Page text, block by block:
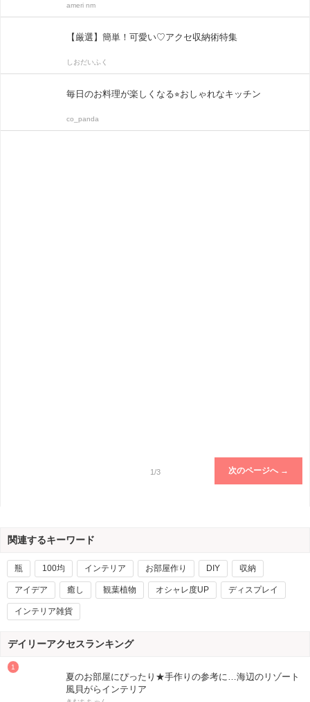
ameri nm
【厳選】簡単！可愛い♡アクセ収納術特集
しおだいふく
毎日のお料理が楽しくなる⭐︎おしゃれなキッチン
co_panda
1/3 次のページへ →
関連するキーワード
瓶 100均 インテリア お部屋作り DIY 収納
アイデア 癒し 観葉植物 オシャレ度UP ディスプレイ
インテリア雑貨
デイリーアクセスランキング
夏のお部屋にぴったり★手作りの参考に…海辺のリゾート
風貝がらインテリア